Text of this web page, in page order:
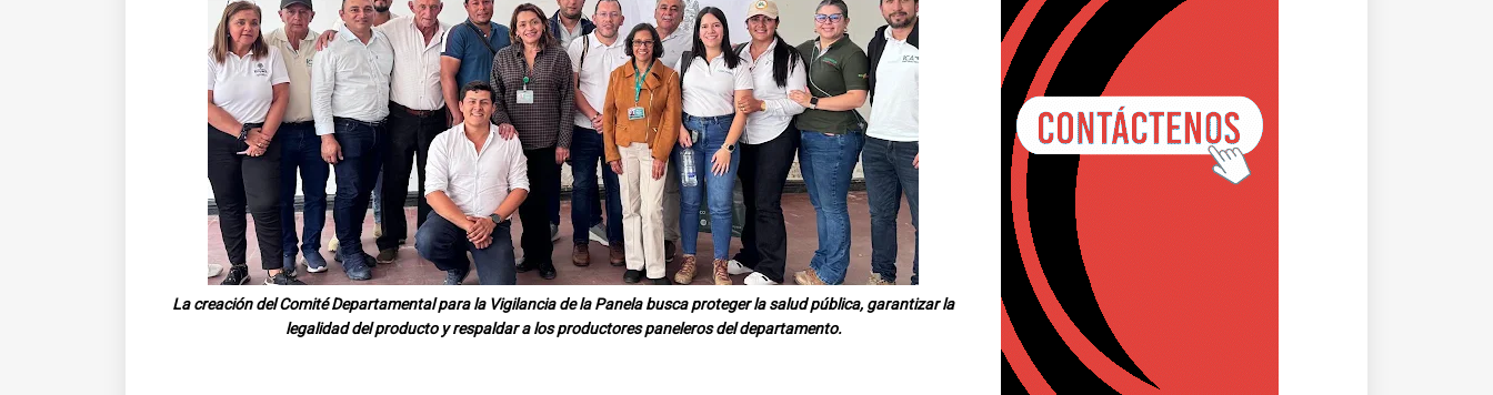
La creación del Comité Departamental para la Vigilancia de la Panela busca proteger la salud pública, garantizar la
legalidad del producto y respaldar a los productores paneleros del departamento.